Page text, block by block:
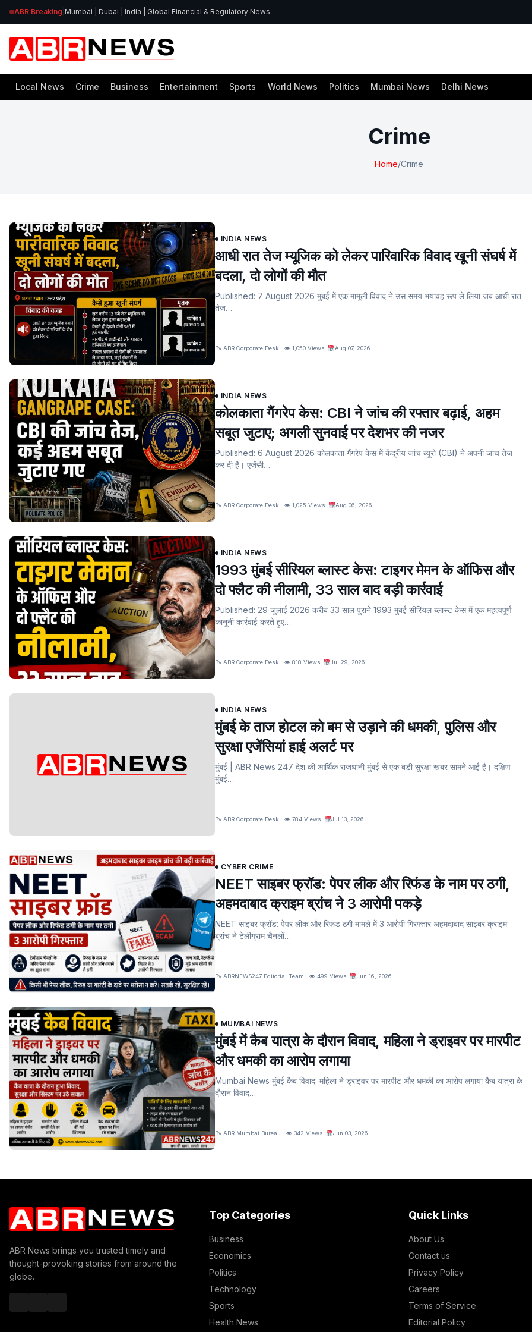
ABR Breaking Mumbai | Dubai | India | Global Financial & Regulatory News
Local News Crime Business Entertainment Sports World News Politics Mumbai News Delhi News
Crime
Home/Crime
INDIA NEWS
आधी रात तेज म्यूजिक को लेकर पारिवारिक विवाद खूनी संघर्ष में
बदला, दो लोगों की मौत
Published: 7 August 2026 मुंबई में एक मामूली विवाद ने उस समय भयावह रूप ले लिया जब आधी रात
तेज…
By ABR Corporate Desk · 👁 1,050 Views · Aug 07, 2026
INDIA NEWS
कोलकाता गैंगरेप केस: CBI ने जांच की रफ्तार बढ़ाई, अहम
सबूत जुटाए; अगली सुनवाई पर देशभर की नजर
Published: 6 August 2026 कोलकाता गैंगरेप केस में केंद्रीय जांच ब्यूरो (CBI) ने अपनी जांच तेज
कर दी है। एजेंसी…
By ABR Corporate Desk · 👁 1,025 Views · Aug 06, 2026
INDIA NEWS
1993 मुंबई सीरियल ब्लास्ट केस: टाइगर मेमन के ऑफिस और
दो फ्लैट की नीलामी, 33 साल बाद बड़ी कार्रवाई
Published: 29 जुलाई 2026 करीब 33 साल पुराने 1993 मुंबई सीरियल ब्लास्ट केस में एक महत्वपूर्ण
कानूनी कार्रवाई करते हुए…
By ABR Corporate Desk · 👁 818 Views · Jul 29, 2026
INDIA NEWS
मुंबई के ताज होटल को बम से उड़ाने की धमकी, पुलिस और
सुरक्षा एजेंसियां हाई अलर्ट पर
मुंबई | ABR News 247 देश की आर्थिक राजधानी मुंबई से एक बड़ी सुरक्षा खबर सामने आई है। दक्षिण
मुंबई…
By ABR Corporate Desk · 👁 784 Views · Jul 13, 2026
CYBER CRIME
NEET साइबर फ्रॉड: पेपर लीक और रिफंड के नाम पर ठगी,
अहमदाबाद क्राइम ब्रांच ने 3 आरोपी पकड़े
NEET साइबर फ्रॉड: पेपर लीक और रिफंड ठगी मामले में 3 आरोपी गिरफ्तार अहमदाबाद साइबर क्राइम
ब्रांच ने टेलीग्राम चैनलों…
By ABRNEWS247 Editorial Team · 👁 499 Views · Jun 16, 2026
MUMBAI NEWS
मुंबई में कैब यात्रा के दौरान विवाद, महिला ने ड्राइवर पर मारपीट
और धमकी का आरोप लगाया
Mumbai News मुंबई कैब विवाद: महिला ने ड्राइवर पर मारपीट और धमकी का आरोप लगाया कैब यात्रा के
दौरान विवाद…
By ABR Mumbai Bureau · 👁 342 Views · Jun 03, 2026
ABR News brings you trusted timely and
thought-provoking stories from around the
globe.
Top Categories
Business
Economics
Politics
Technology
Sports
Health News
Quick Links
About Us
Contact us
Privacy Policy
Careers
Terms of Service
Editorial Policy